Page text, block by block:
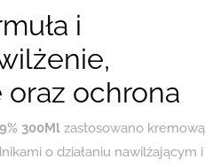
i
oraz ochrona
300Ml zastosowano kremową
o działaniu nawilżającym i